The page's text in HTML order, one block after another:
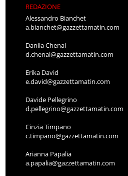
REDAZIONE
Alessandro Bianchet
a.bianchet@gazzettamatin.com
Danila Chenal
d.chenal@gazzettamatin.com
Erika David
e.david@gazzettamatin.com
Davide Pellegrino
d.pellegrino@gazzettamatin.com
Cinzia Timpano
c.timpano@gazzettamatin.com
Arianna Papalia
a.papalia@gazzettamatin.com